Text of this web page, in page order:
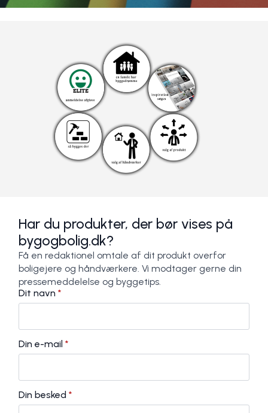
Har du produkter, der bør vises på
bygogbolig.dk?
Få en redaktionel omtale af dit produkt overfor
boligejere og håndværkere. Vi modtager gerne din
pressemeddelelse og byggetips.
Dit navn *
Din e-mail *
Din besked *